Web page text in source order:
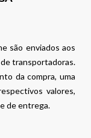
são enviados aos
transportadoras.
da compra, uma
valores,
de entrega.